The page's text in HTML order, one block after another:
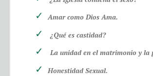
Amar como Dios Ama.
¿Qué es castidad?
La unidad en el matrimonio y la
Honestidad Sexual.